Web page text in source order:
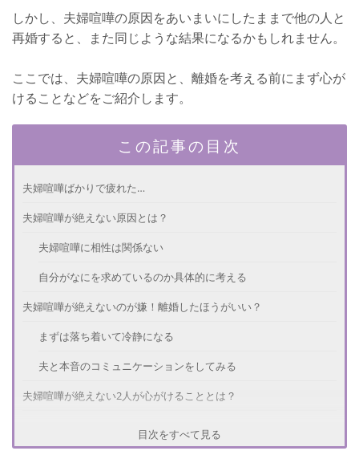
しかし、夫婦喧嘩の原因をあいまいにしたままで他の人と
再婚すると、また同じような結果になるかもしれません。
ここでは、夫婦喧嘩の原因と、離婚を考える前にまず心が
けることなどをご紹介します。
この記事の目次
夫婦喧嘩ばかりで疲れた…
夫婦喧嘩が絶えない原因とは？
夫婦喧嘩に相性は関係ない
自分がなにを求めているのか具体的に考える
夫婦喧嘩が絶えないのが嫌！離婚したほうがいい？
まずは落ち着いて冷静になる
夫と本音のコミュニケーションをしてみる
夫婦喧嘩が絶えない2人が心がけることとは？
目次をすべて見る